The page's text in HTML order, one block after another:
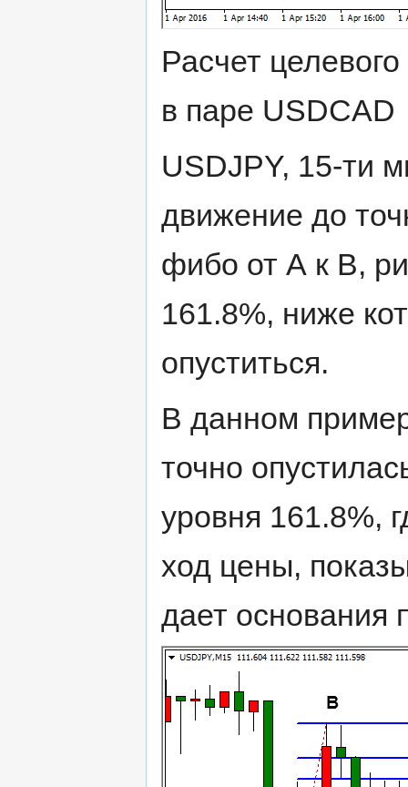
Расчет
в паре USDCAD
USDJPY, 15-ти
движение до
фибо от А к В,
161.8%, ниже
опуститься.
В данном
точно
уровня 161.8%,
ход цены,
дает основания